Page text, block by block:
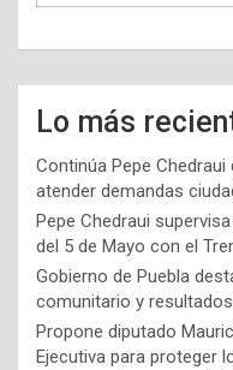
Lo más
Continúa Pepe Chedraui
atender demandas
Pepe Chedraui
del 5 de Mayo con el
Gobierno de Puebla
comunitario y
Propone diputado
Ejecutiva para proteger